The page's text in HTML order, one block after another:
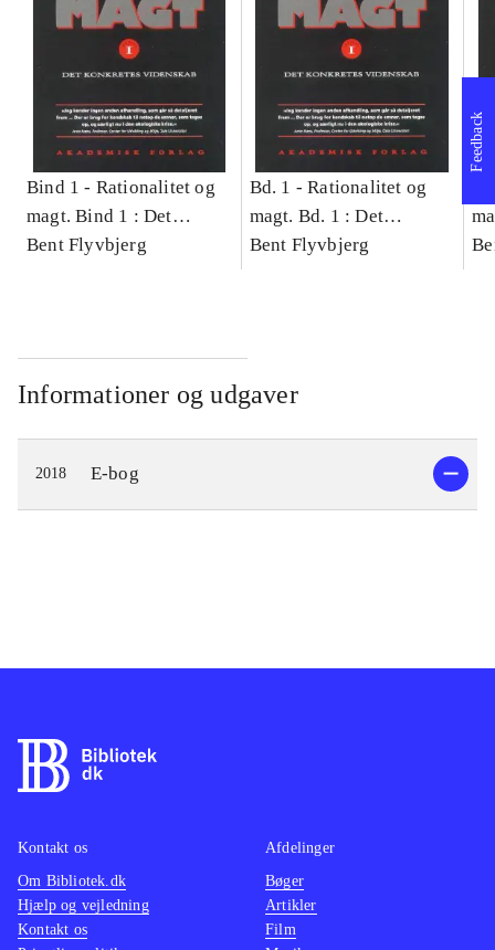
Bind 1 - Rationalitet og
magt. Bind 1 : Det
konkretes videnskab
Bent Flyvbjerg
Bd. 1 -Rationalitet og
magt. Bd. 1 : Det
konkretes videnskab
Bent Flyvbjerg
Informationer og udgaver
2018 E-bog
Feedback
Kontakt os
Om Bibliotek.dk
Hjælp og vejledning
Kontakt os
Afdelinger
Bøger
Artikler
Film